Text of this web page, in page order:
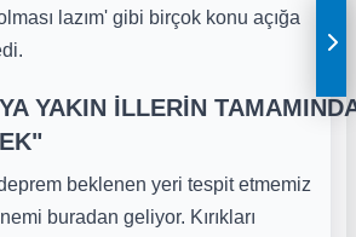
lazım' gibi birçok konu açığa
YAKIN İLLERİN
beklenen yeri tespit etmemiz
buradan geliyor. Kırıkları